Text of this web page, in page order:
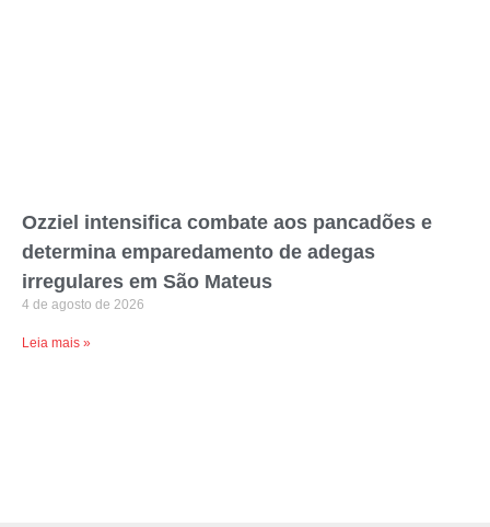
Ozziel intensifica combate aos pancadões e
determina emparedamento de adegas
irregulares em São Mateus
4 de agosto de 2026
Leia mais »